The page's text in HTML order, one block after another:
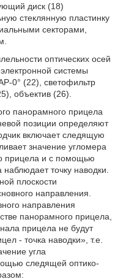
диск (18)
стеклянную пластинку
секторами,
оптических осей
системы
0° (22), светофильтр
объектив (26).
панорамного прицела
позиции определяют
включает следящую
значение угломера
прицела и с помощью
точку наводки.
плоскости
направления.
направления
панорамного прицела,
прицела не будут
- точка наводки», т.е.
угла
следящей оптико-